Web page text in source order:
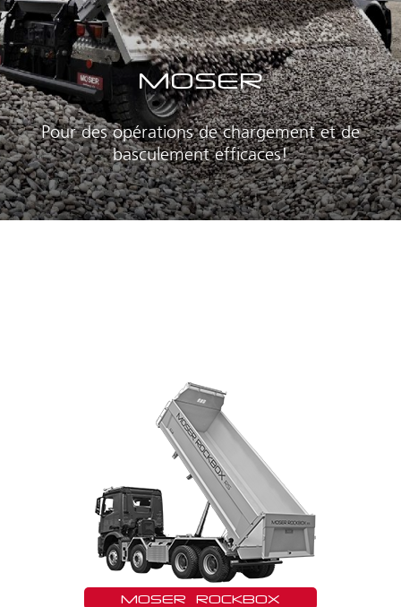
MOSER
Pour des opérations de chargement et de
basculement efficaces!
MOSER ROCKBOX